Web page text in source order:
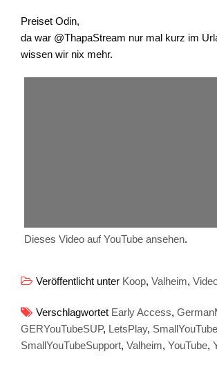
Preiset Odin,
da war @ThapaStream nur mal kurz im
wissen wir nix mehr.
Dieses Video auf YouTube ansehen.
Veröffentlicht unter Koop, Valheim,
Verschlagwortet Early Access,
GERYouTubeSUP, LetsPlay,
SmallYouTubeSupport, Valheim, YouTube,